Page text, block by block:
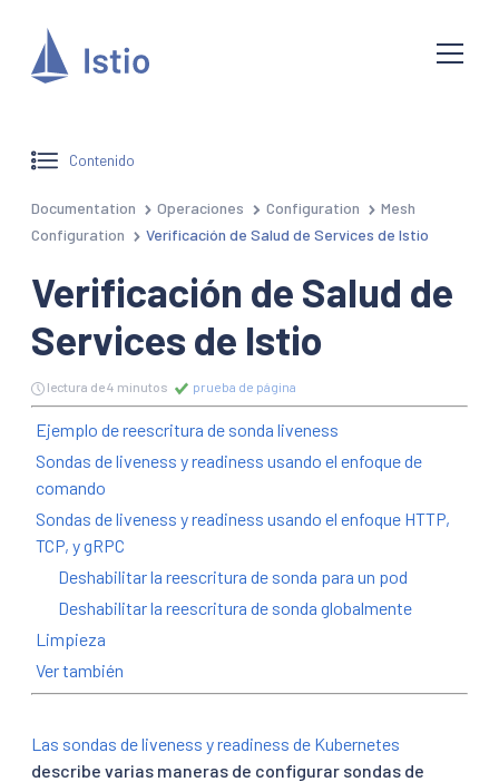
Contenido
Documentation Operaciones Configuration
Mesh
Configuration
Verificación de Salud de Services de Istio
Verificación de Salud de
Services de Istio
lectura de 4 minutos prueba de página
Ejemplo de reescritura de sonda liveness
Sondas de liveness y readiness usando el enfoque de
comando
Sondas de liveness y readiness usando el enfoque HTTP,
TCP, y gRPC
Deshabilitar la reescritura de sonda para un pod
Deshabilitar la reescritura de sonda globalmente
Limpieza
Ver también
Las sondas de liveness y readiness de Kubernetes
describe varias maneras de configurar sondas de